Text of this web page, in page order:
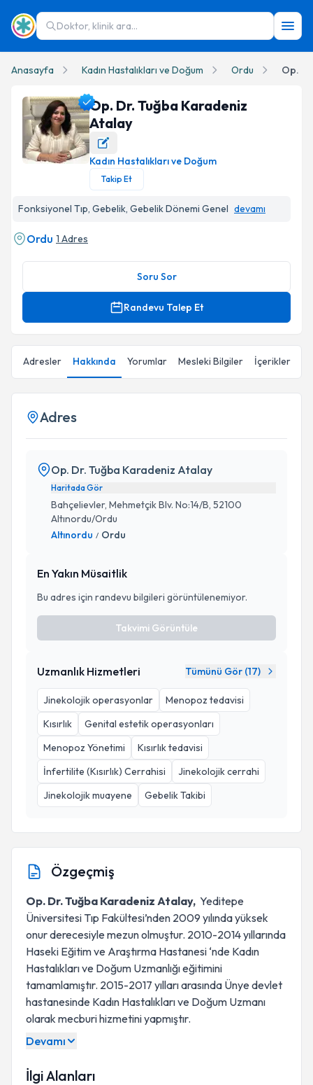
Doktor, klinik ara...
Anasayfa Kadın Hastalıkları ve Doğum Ordu Op.
Op. Dr. Tuğba Karadeniz Atalay Profil Fotoğrafı
Op. Dr. Tuğba Karadeniz
Atalay
Kadın Hastalıkları ve Doğum
Takip Et
Fonksiyonel Tıp, Gebelik, Gebelik Dönemi Genel devamı
Ordu 1 Adres
Soru Sor
Randevu Talep Et
Adresler Hakkında Yorumlar Mesleki Bilgiler İçerikler
Adres
Op. Dr. Tuğba Karadeniz Atalay
Haritada Gör
Bahçelievler, Mehmetçik Blv. No:14/B, 52100
Altınordu/Ordu
Altınordu / Ordu
En Yakın Müsaitlik
Bu adres için randevu bilgileri görüntülenemiyor.
Takvimi Görüntüle
Uzmanlık Hizmetleri Tümünü Gör (17)
Jinekolojik operasyonlar
Menopoz tedavisi
Kısırlık
Genital estetik operasyonları
Menopoz Yönetimi
Kısırlık tedavisi
İnfertilite (Kısırlık) Cerrahisi
Jinekolojik cerrahi
Jinekolojik muayene
Gebelik Takibi
Özgeçmiş
Op. Dr. Tuğba Karadeniz Atalay, Yeditepe
Üniversitesi Tıp Fakültesi’nden 2009 yılında yüksek
onur derecesiyle mezun olmuştur. 2010-2014 yıllarında
Haseki Eğitim ve Araştırma Hastanesi ‘nde Kadın
Hastalıkları ve Doğum Uzmanlığı eğitimini
tamamlamıştır. 2015-2017 yılları arasında Ünye devlet
hastanesinde Kadın Hastalıkları ve Doğum Uzmanı
olarak mecburi hizmetini yapmıştır.
Devamı
İlgi Alanları